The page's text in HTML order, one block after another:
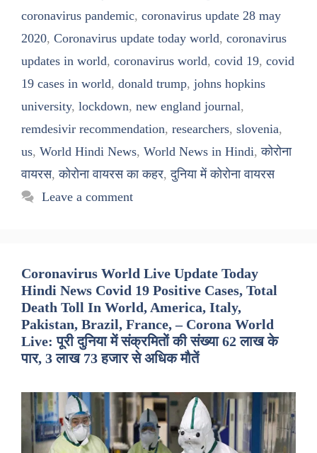
coronavirus pandemic, coronavirus update 28 may
2020, Coronavirus update today world, coronavirus
updates in world, coronavirus world, covid 19, covid
19 cases in world, donald trump, johns hopkins
university, lockdown, new england journal,
remdesivir recommendation, researchers, slovenia,
us, World Hindi News, World News in Hindi,कोरोना
वायरस,कोरोना वायरस का कहर,दुनिया में कोरोना वायरस
Leave a comment
Coronavirus World Live Update Today
Hindi News Covid 19 Positive Cases, Total
Death Toll In World, America, Italy,
Pakistan, Brazil, France, – Corona World
Live: पूरी दुनिया में संक्रमितों की संख्या 62 लाख के
पार, 3 लाख 73 हजार से अधिक मौतें